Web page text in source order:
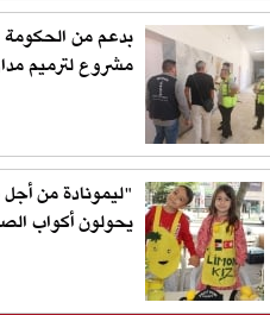
بدعم من الحكومة
مشروع لترميم
"ليمونادة من
يحولون أكواب